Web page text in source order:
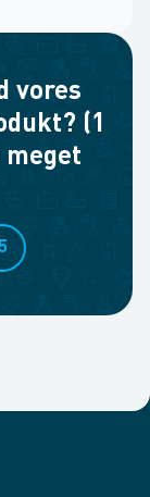
vores
(1
5